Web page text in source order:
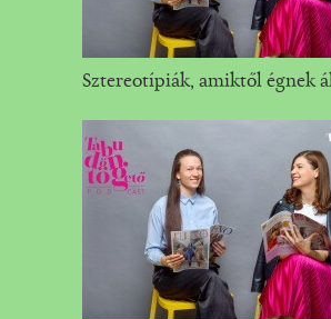
Sztereotípiák, amiktől égnek